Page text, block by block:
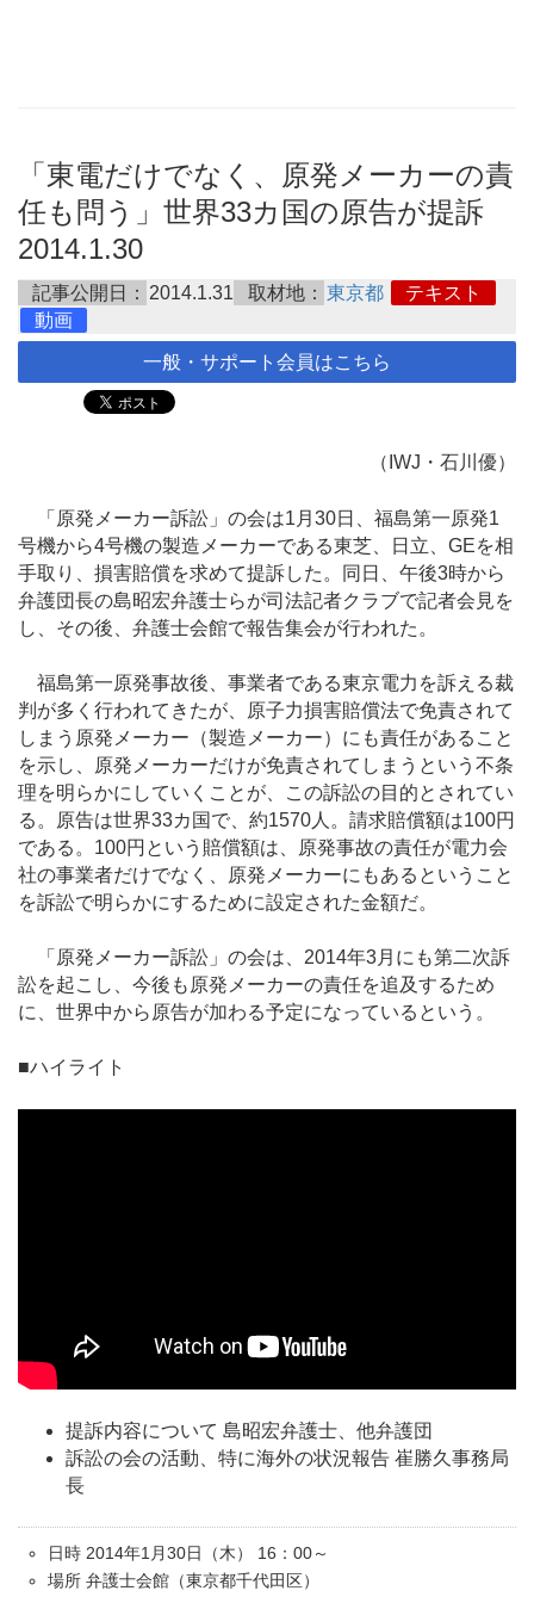
「東電だけでなく、原発メーカーの責
任も問う」世界33カ国の原告が提訴
2014.1.30
記事公開日： 2014.1.31 取材地： 東京都
テキスト
動画
一般・サポート会員はこちら
（IWJ・石川優）
「原発メーカー訴訟」の会は1月30日、福島第一原発1
号機から4号機の製造メーカーである東芝、日立、GEを相
手取り、損害賠償を求めて提訴した。同日、午後3時から
弁護団長の島昭宏弁護士らが司法記者クラブで記者会見を
し、その後、弁護士会館で報告集会が行われた。
福島第一原発事故後、事業者である東京電力を訴える裁
判が多く行われてきたが、原子力損害賠償法で免責されて
しまう原発メーカー（製造メーカー）にも責任があること
を示し、原発メーカーだけが免責されてしまうという不条
理を明らかにしていくことが、この訴訟の目的とされてい
る。原告は世界33カ国で、約1570人。請求賠償額は100円
である。100円という賠償額は、原発事故の責任が電力会
社の事業者だけでなく、原発メーカーにもあるということ
を訴訟で明らかにするために設定された金額だ。
「原発メーカー訴訟」の会は、2014年3月にも第二次訴
訟を起こし、今後も原発メーカーの責任を追及するため
に、世界中から原告が加わる予定になっているという。
■ハイライト
提訴内容について 島昭宏弁護士、他弁護団
訴訟の会の活動、特に海外の状況報告 崔勝久事務局
長
日時 2014年1月30日（木） 16：00～
場所 弁護士会館（東京都千代田区）